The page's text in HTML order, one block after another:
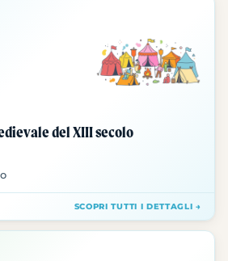
del XIII secolo
SCOPRI TUTTI I DETTAGLI →